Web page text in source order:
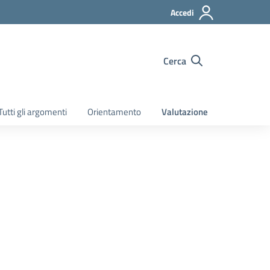
Accedi
Cerca
gli argomenti Orientamento Valutazione